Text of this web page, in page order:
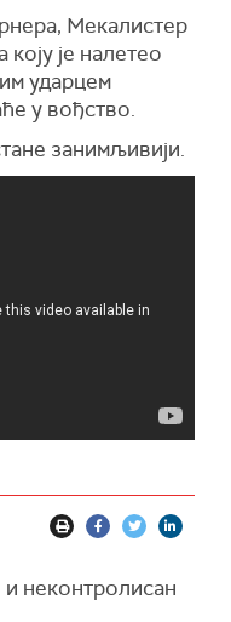
Мекалистер
је налетео
ударцем
у вођство.
занимљивији.
неконтролисан